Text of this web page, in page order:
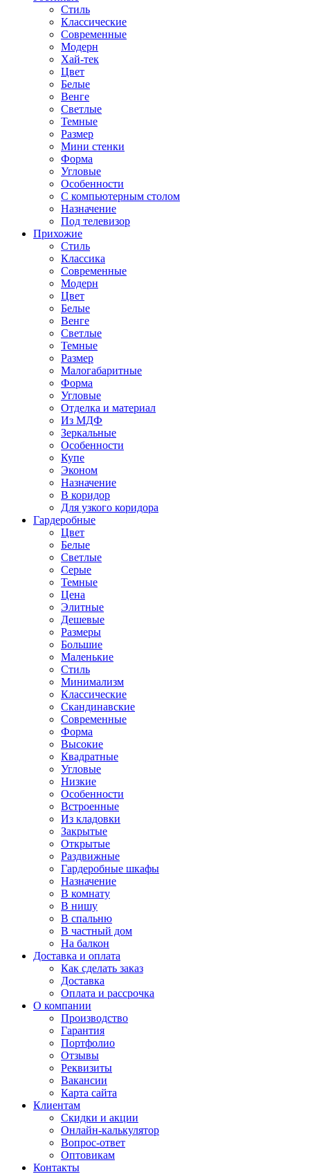
Стиль
Классические
Современные
Модерн
Хай-тек
Цвет
Белые
Венге
Светлые
Темные
Размер
Мини стенки
Форма
Угловые
Особенности
С компьютерным столом
Назначение
Под телевизор
Прихожие
Стиль
Классика
Современные
Модерн
Цвет
Белые
Венге
Светлые
Темные
Размер
Малогабаритные
Форма
Угловые
Отделка и материал
Из МДФ
Зеркальные
Особенности
Купе
Эконом
Назначение
В коридор
Для узкого коридора
Гардеробные
Цвет
Белые
Светлые
Серые
Темные
Цена
Элитные
Дешевые
Размеры
Большие
Маленькие
Стиль
Минимализм
Классические
Скандинавские
Современные
Форма
Высокие
Квадратные
Угловые
Низкие
Особенности
Встроенные
Из кладовки
Закрытые
Открытые
Раздвижные
Гардеробные шкафы
Назначение
В комнату
В нишу
В спальню
В частный дом
На балкон
Доставка и оплата
Как сделать заказ
Доставка
Оплата и рассрочка
О компании
Производство
Гарантия
Портфолио
Отзывы
Реквизиты
Вакансии
Карта сайта
Клиентам
Скидки и акции
Онлайн-калькулятор
Вопрос-ответ
Оптовикам
Контакты